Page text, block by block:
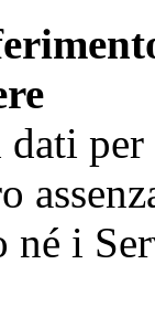
né i